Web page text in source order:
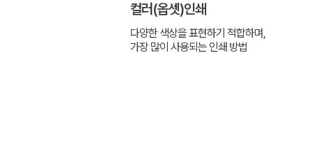
컬러(옵셋)인쇄
다양한 색상을 표현하기 적합하며,
가장 많이 사용되는 인쇄 방법